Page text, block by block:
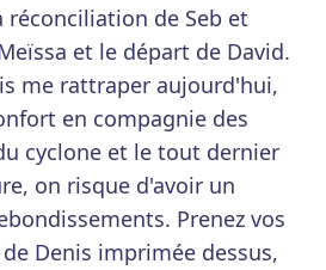
réconciliation de Seb et
et le départ de David.
me rattraper aujourd'hui,
en compagnie des
cyclone et le tout dernier
on risque d'avoir un
Prenez vos
Denis imprimée dessus,